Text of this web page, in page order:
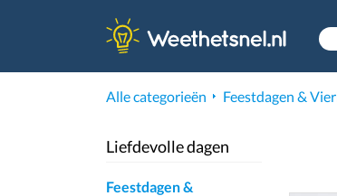
Alle categorieën Feestdagen &
Liefdevolle dagen
Feestdagen &